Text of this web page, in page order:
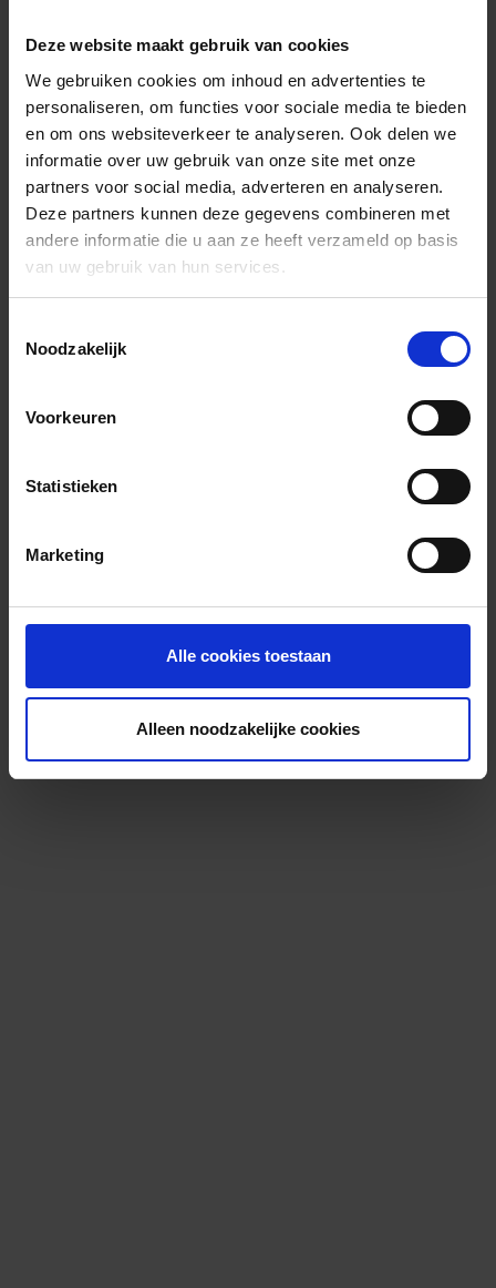
Deze website maakt gebruik van cookies
We gebruiken cookies om inhoud en advertenties te
personaliseren, om functies voor sociale media te bieden
en om ons websiteverkeer te analyseren. Ook delen we
informatie over uw gebruik van onze site met onze
partners voor social media, adverteren en analyseren.
Deze partners kunnen deze gegevens combineren met
andere informatie die u aan ze heeft verzameld op basis
van uw gebruik van hun services.
Noodzakelijk
Voorkeuren
Statistieken
Marketing
Alle cookies toestaan
Alleen noodzakelijke cookies